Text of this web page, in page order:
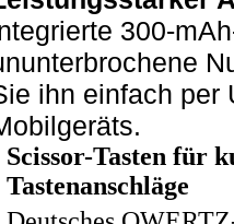
300-
ihn einfach per
Scissor-Tasten für
Tastenanschläge